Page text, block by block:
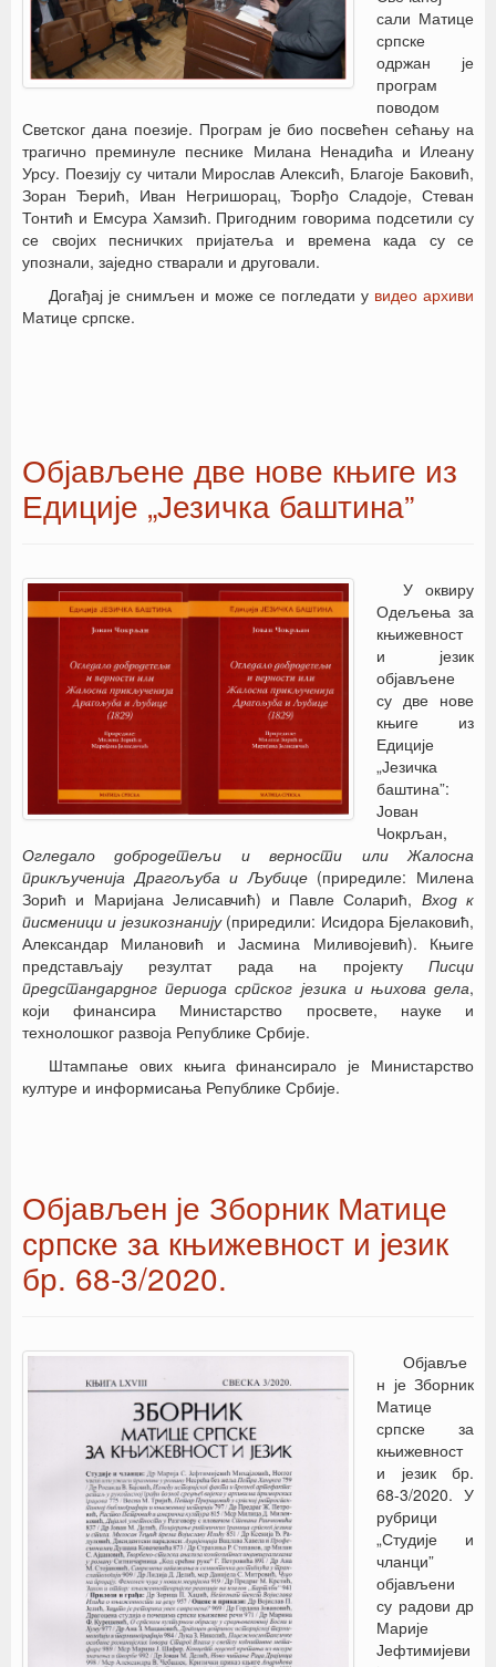
сали Матице
српске
одржан је
програм
поводом
Светског дана поезије. Програм је био посвећен сећању на
трагично преминуле песнике Милана Ненадића и Илеану
Урсу. Поезију су читали Мирослав Алексић, Благоје Баковић,
Зоран Ђерић, Иван Негришорац, Ђорђо Сладоје, Стеван
Тонтић и Емсура Хамзић. Пригодним говорима подсетили су
се својих песничких пријатеља и времена када су се
упознали, заједно стварали и друговали.
Догађај је снимљен и може се погледати у видео архиви
Матице српске.
Објављене две нове књиге из
Едиције „Језичка баштина”
У оквиру
Одељења за
књижевност
и језик
објављене
су две нове
књиге из
Едиције
„Језичка
баштина”:
Јован
Чокрљан,
Огледало добродетељи и верности или Жалосна
прикљученија Драгољуба и Љубице(приредиле: Милена
Зорић и Маријана Јелисавчић) и Павле Соларић, Вход к
писменици и језикознанију (приредили: Исидора Бјелаковић,
Александар Милановић и Јасмина Миливојевић). Књиге
представљају резултат рада на пројекту Писци
предстандардног периода српског језика и њихова дела,
који финансира Министарство просвете, науке и
технолошког развоја Републике Србије.
Штампање ових књига финансирало је Министарство
културе и информисања Републике Србије.
Објављен је Зборник Матице
српске за књижевност и језик
бр. 68-3/2020.
Објавље
н је Зборник
Матице
српске за
књижевност
и језик бр.
68-3/2020. У
рубрици
„Студије и
чланци”
објављени
су радови др
Марије
Јефтимијеви